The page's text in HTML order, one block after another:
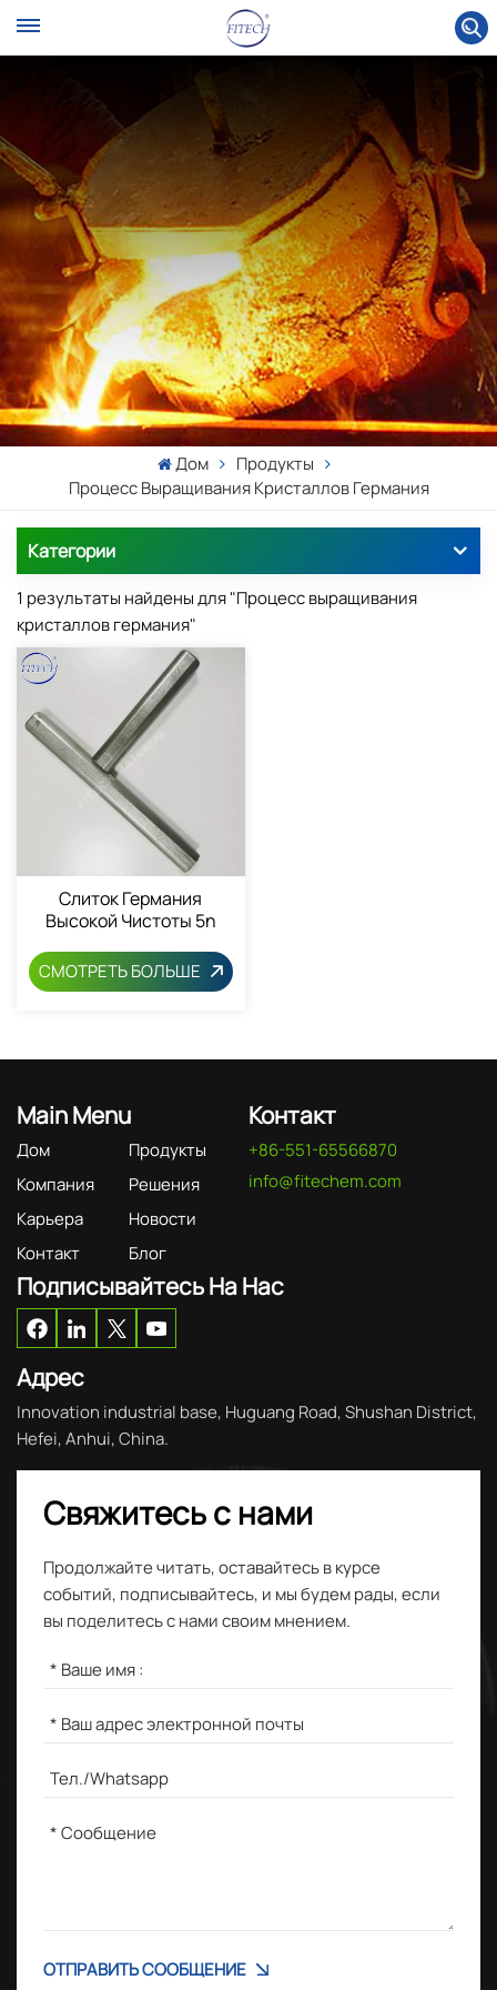
Дом
Продукты
Процесс Выращивания Кристаллов Германия
Категории
1 результаты найдены для "Процесс выращивания
кристаллов германия"
Слиток Германия
Высокой Чистоты 5n
СМОТРЕТЬ БОЛЬШЕ
Main Menu
Дом
Продукты
Компания
Решения
Карьера
Новости
Контакт
Блог
Контакт
+86-551-65566870
info@fitechem.com
Подписывайтесь На Нас
Адрес
Innovation industrial base, Huguang Road, Shushan District,
Hefei, Anhui, China.
Свяжитесь с нами
Продолжайте читать, оставайтесь в курсе
событий, подписывайтесь, и мы будем рады, если
вы поделитесь с нами своим мнением.
ОТПРАВИТЬ СООБЩЕНИЕ